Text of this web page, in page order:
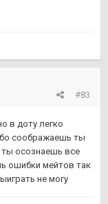
#83
в доту легко
соображаешь ты
осознаешь все
ошибки мейтов так
не могу